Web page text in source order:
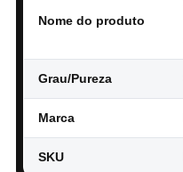
Nome do produto
Grau/Pureza
Marca
SKU